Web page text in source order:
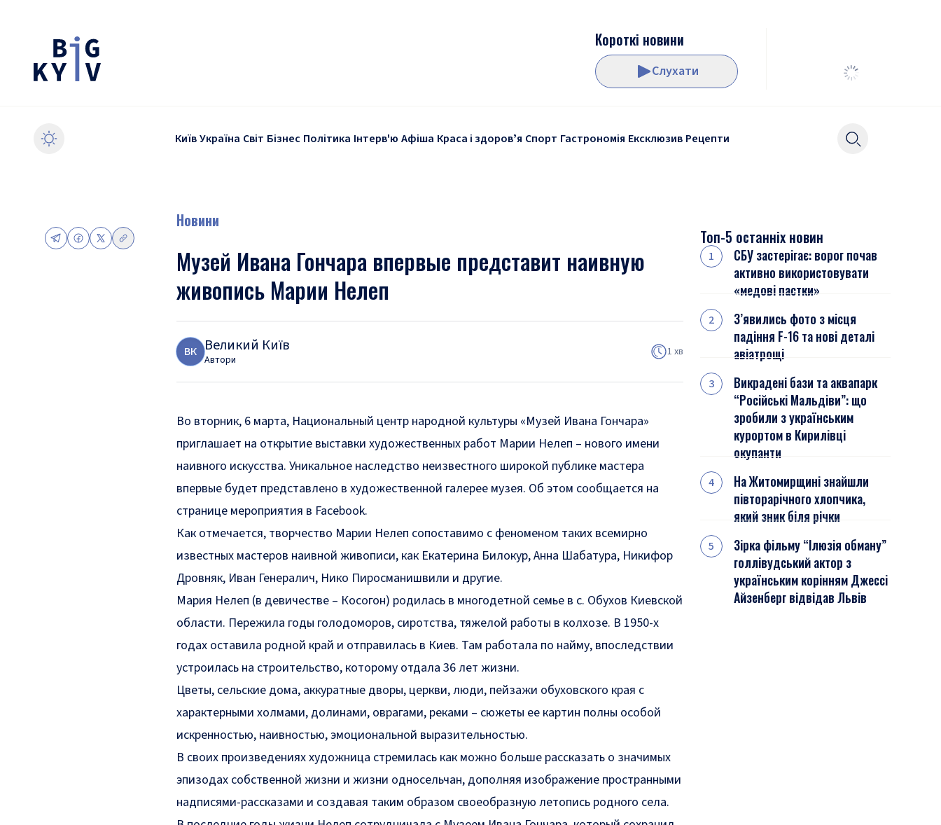
Короткі новини
Слухати
КиївУкраїна Світ Бізнес Політика Інтерв'ю Афіша Краса і здоровʼя Спорт Гастрономія Ексклюзив Рецепти
Новини
Музей Ивана Гончара впервые представит наивную
живопись Марии Нелеп
ВК Великий Київ
Автори
1 хв
Во вторник, 6 марта, Национальный центр народной культуры «Музей Ивана Гончара»
приглашает на открытие выставки художественных работ Марии Нелеп – нового имени
наивного искусства. Уникальное наследство неизвестного широкой публике мастера
впервые будет представлено в художественной галерее музея. Об этом сообщается на
странице мероприятия в Facebook.
Как отмечается, творчество Марии Нелеп сопоставимо с феноменом таких всемирно
известных мастеров наивной живописи, как Екатерина Билокур, Анна Шабатура, Никифор
Дровняк, Иван Генералич, Нико Пиросманишвили и другие.
Мария Нелеп (в девичестве – Косогон) родилась в многодетной семье в с. Обухов Киевской
области. Пережила годы голодоморов, сиротства, тяжелой работы в колхозе. В 1950-х
годах оставила родной край и отправилась в Киев. Там работала по найму, впоследствии
устроилась на строительство, которому отдала 36 лет жизни.
Цветы, сельские дома, аккуратные дворы, церкви, люди, пейзажи обуховского края с
характерными холмами, долинами, оврагами, реками – сюжеты ее картин полны особой
искренностью, наивностью, эмоциональной выразительностью.
В своих произведениях художница стремилась как можно больше рассказать о значимых
эпизодах собственной жизни и жизни односельчан, дополняя изображение пространными
надписями-рассказами и создавая таким образом своеобразную летопись родного села.
Топ-5 останніх новин
СБУ застерігає: ворог почав
активно використовувати
«медові пастки»
З’явились фото з місця
падіння F-16 та нові деталі
авіатрощі
Викрадені бази та аквапарк
“Російські Мальдіви”: що
зробили з українським
курортом в Кирилівці
окупанти
На Житомирщині знайшли
півторарічного хлопчика,
який зник біля річки
Зірка фільму “Ілюзія обману”
голлівудський актор з
українським корінням Джессі
Айзенберг відвідав Львів